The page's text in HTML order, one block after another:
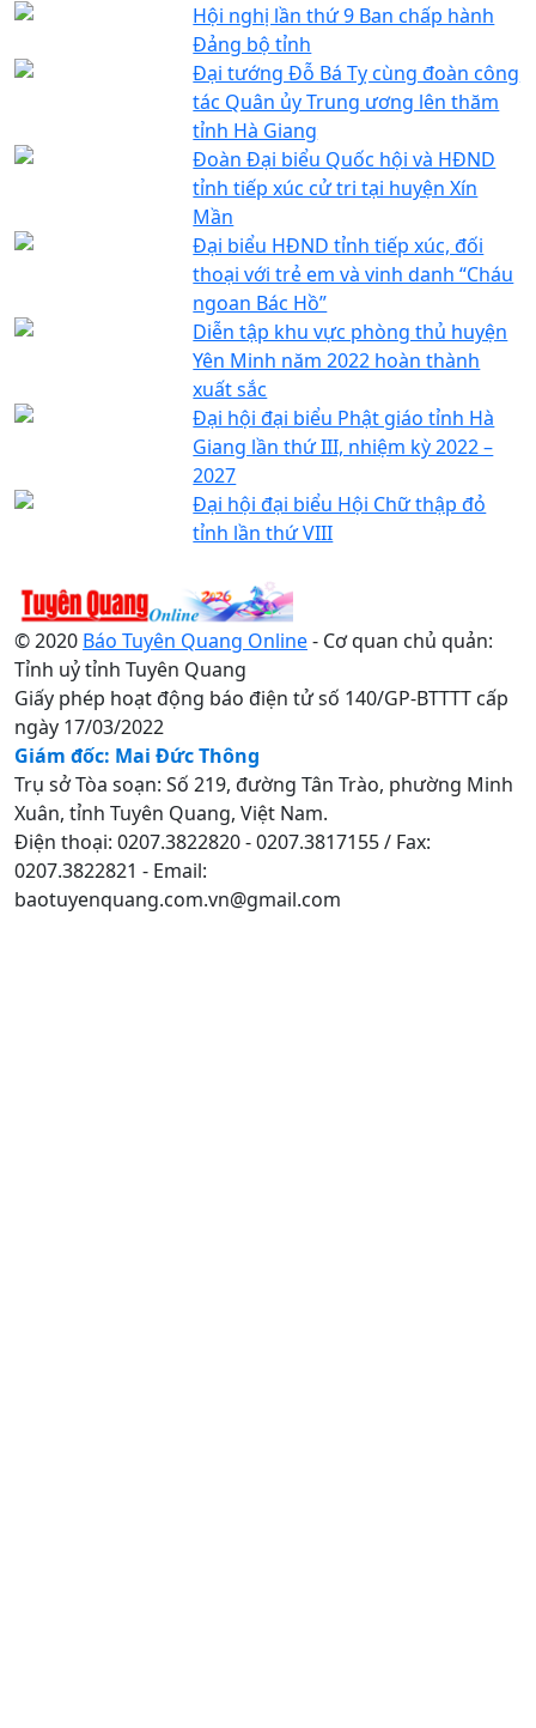
Hội nghị lần thứ 9 Ban chấp hành
Đảng bộ tỉnh
Đại tướng Đỗ Bá Tỵ cùng đoàn công
tác Quân ủy Trung ương lên thăm
tỉnh Hà Giang
Đoàn Đại biểu Quốc hội và HĐND
tỉnh tiếp xúc cử tri tại huyện Xín
Mần
Đại biểu HĐND tỉnh tiếp xúc, đối
thoại với trẻ em và vinh danh “Cháu
ngoan Bác Hồ”
Diễn tập khu vực phòng thủ huyện
Yên Minh năm 2022 hoàn thành
xuất sắc
Đại hội đại biểu Phật giáo tỉnh Hà
Giang lần thứ III, nhiệm kỳ 2022 –
2027
Đại hội đại biểu Hội Chữ thập đỏ
tỉnh lần thứ VIII
© 2020 Báo Tuyên Quang Online- Cơ quan chủ quản:
Tỉnh uỷ tỉnh Tuyên Quang
Giấy phép hoạt động báo điện tử số 140/GP-BTTTT cấp
ngày 17/03/2022
Giám đốc: Mai Đức Thông
Trụ sở Tòa soạn: Số 219, đường Tân Trào, phường Minh
Xuân, tỉnh Tuyên Quang, Việt Nam.
Điện thoại: 0207.3822820 - 0207.3817155 / Fax:
0207.3822821 - Email:
baotuyenquang.com.vn@gmail.com